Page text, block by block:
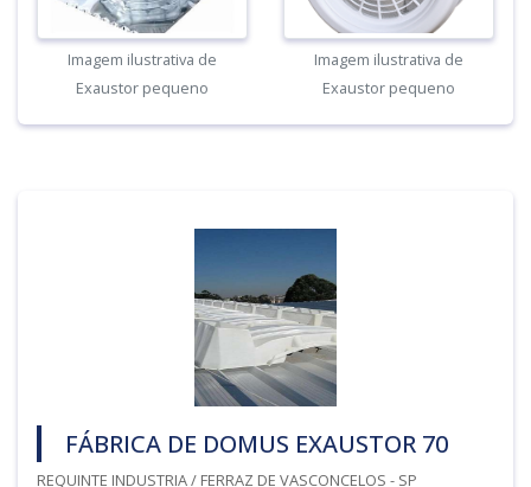
Imagem ilustrativa de
Exaustor pequeno
Imagem ilustrativa de
Exaustor pequeno
FÁBRICA DE DOMUS EXAUSTOR 70
REQUINTE INDUSTRIA / FERRAZ DE VASCONCELOS - SP